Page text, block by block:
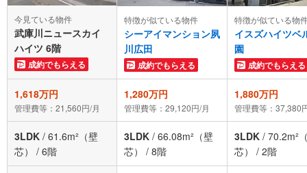
今見ている物件
武庫川ニュースカイ
ハイツ 6階
成約でもらえる
特徴が似ている物件
シーアイマンション夙
川広田
成約でもらえる
特徴が似ている物
イスズハイツベ
園
成約でもらえる
1,618万円
管理費等：21,560円/月
1,280万円
管理費等：29,120円/月
1,880万円
管理費等：37,380
3LDK / 61.6m²（壁
芯）
/ 6階
3LDK / 66.08m²（壁
芯）
/ 8階
3LDK / 70.2m²
芯）
/ 2階